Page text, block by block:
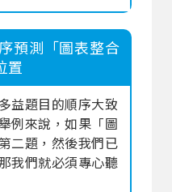
預測「圖表整合
置
益題目的順序大致
例來說，如果「圖
二題，然後我們已
我們就必須專心聽